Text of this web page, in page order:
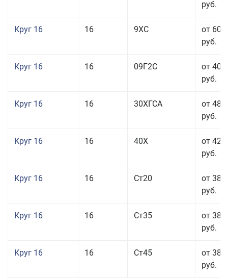
руб.
Круг 16 16 9ХС
от 60
руб.
Круг 16 16 09Г2С
от 40
руб.
Круг 16 16 30ХГСА
от 48
руб.
Круг 16 16 40Х
от 42
руб.
Круг 16 16 Ст20
от 38
руб.
Круг 16 16 Ст35
от 38
руб.
Круг 16 16 Ст45
от 38
руб.